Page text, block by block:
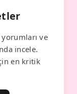
yorumları ve
incele.
en kritik